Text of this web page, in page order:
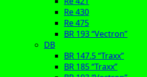
Re 430
Re 475
BR 193 “Vectron”
DB
BR 147.5 “Traxx”
BR 185 “Traxx”